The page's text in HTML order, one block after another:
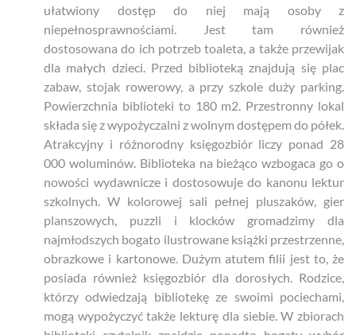
ułatwiony dostęp do niej mają osoby z
niepełnosprawnościami. Jest tam również
dostosowana do ich potrzeb toaleta, a także przewijak
dla małych dzieci. Przed biblioteką znajdują się plac
zabaw, stojak rowerowy, a przy szkole duży parking.
Powierzchnia biblioteki to 180 m2. Przestronny lokal
składa się z wypożyczalni z wolnym dostępem do półek.
Atrakcyjny i różnorodny księgozbiór liczy ponad 28
000 woluminów. Biblioteka na bieżąco wzbogaca go o
nowości wydawnicze i dostosowuje do kanonu lektur
szkolnych. W kolorowej sali pełnej pluszaków, gier
planszowych, puzzli i klocków gromadzimy dla
najmłodszych bogato ilustrowane książki przestrzenne,
obrazkowe i kartonowe. Dużym atutem filii jest to, że
posiada również księgozbiór dla dorosłych. Rodzice,
którzy odwiedzają bibliotekę ze swoimi pociechami,
mogą wypożyczyć także lekturę dla siebie. W zbiorach